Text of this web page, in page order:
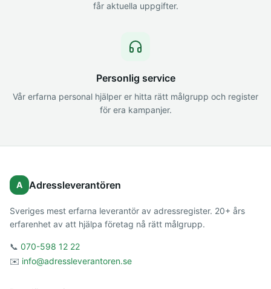
får aktuella uppgifter.
Personlig service
Vår erfarna personal hjälper er hitta rätt målgrupp och register
för era kampanjer.
A Adressleverantören
Sveriges mest erfarna leverantör av adressregister. 20+ års
erfarenhet av att hjälpa företag nå rätt målgrupp.
📞 070-598 12 22
✉️ info@adressleverantoren.se